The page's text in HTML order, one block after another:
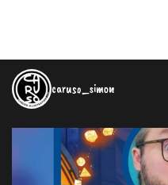
caruso_simon